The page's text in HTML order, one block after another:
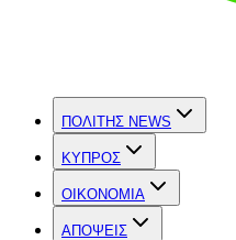
ΠΟΛΙΤΗΣ NEWS
ΚΥΠΡΟΣ
OIKONOMIA
ΑΠΟΨΕΙΣ